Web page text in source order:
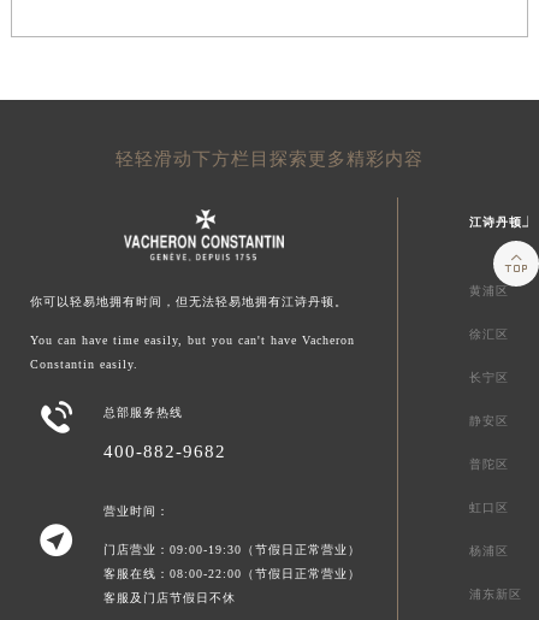
轻轻滑动下方栏目探索更多精彩内容
你可以轻易地拥有时间，但无法轻易地拥有江诗丹顿。
You can have time easily, but you can't have Vacheron
Constantin easily.
 总部服务热线
400-882-9682

营业时间：
门店营业：09:00-19:30（节假日正常营业）
客服在线：08:00-22:00（节假日正常营业）
客服及门店节假日不休
江诗丹顿上
黄浦区
徐汇区
长宁区
静安区
普陀区
虹口区
杨浦区
浦东新区
